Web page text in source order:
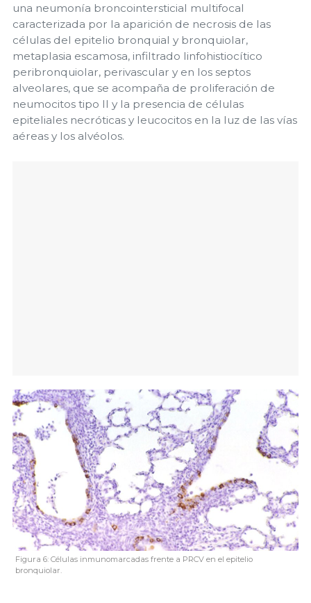
una neumonía broncointersticial multifocal
caracterizada por la aparición de necrosis de las
células del epitelio bronquial y bronquiolar,
metaplasia escamosa, infiltrado linfohistiocítico
peribronquiolar, perivascular y en los septos
alveolares, que se acompaña de proliferación de
neumocitos tipo II y la presencia de células
epiteliales necróticas y leucocitos en la luz de las vías
aéreas y los alvéolos.
Figura 6: Células inmunomarcadas frente a PRCV en el epitelio
bronquiolar.